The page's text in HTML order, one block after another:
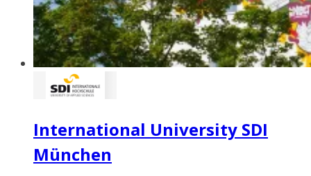
International University SDI
München